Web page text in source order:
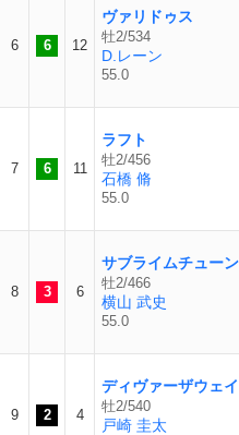
6 6 12
ヴァリドゥス
牡2/534
D.レーン
55.0
7 6 11
ラフト
牡2/456
石橋 脩
55.0
8 3 6
サブライムチューン
牡2/466
横山 武史
55.0
9 2 4
ディヴァーザウェイ
牡2/540
戸崎 圭太